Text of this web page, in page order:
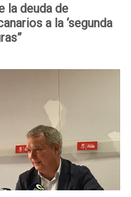
la deuda de
a la ‘segunda